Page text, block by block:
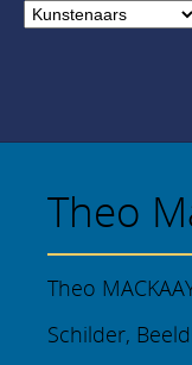
Theo
Theo
Schilder,